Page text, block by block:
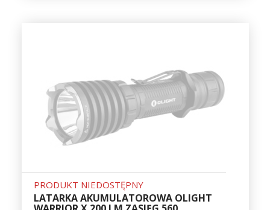
PRODUKT NIEDOSTĘPNY
LATARKA AKUMULATOROWA OLIGHT